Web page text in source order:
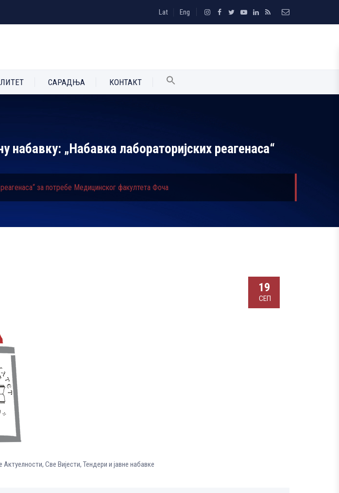
Lat Eng
САРАДЊА КОНТАКТ
набавку: „Набавка лабораторијских реагенаса“
за потребе Медицинског факултета Фоча
19
СЕП
Aктуелности, Све Вијести, Тендери и јавне набавке